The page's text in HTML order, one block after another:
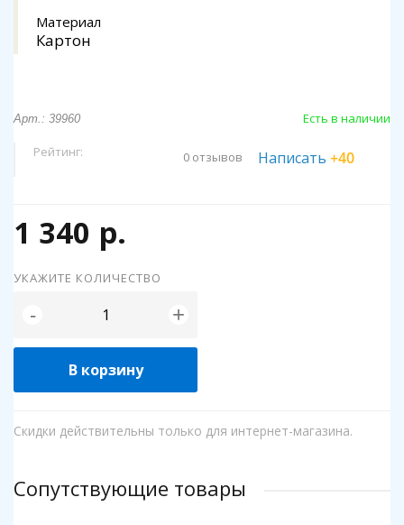
Материал
Картон
Арт.: 39960 Есть в наличии
Рейтинг: 0 отзывов Написать +40
1 340 р.
УКАЖИТЕ КОЛИЧЕСТВО
- +
В корзину
Скидки действительны только для интернет-магазина.
Сопутствующие товары